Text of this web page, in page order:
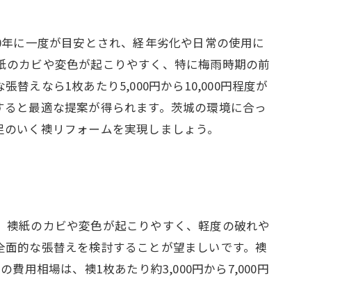
に一度が目安とされ、経年劣化や日常の使用に
カビや変色が起こりやすく、特に梅雨時期の前
替えなら1枚あたり5,000円から10,000円程度が
と最適な提案が得られます。茨城の環境に合っ
いく襖リフォームを実現しましょう。
紙のカビや変色が起こりやすく、軽度の破れや
的な張替えを検討することが望ましいです。襖
費用相場は、襖1枚あたり約3,000円から7,000円